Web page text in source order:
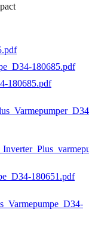
180685.pdf
180685.pdf
180651.pdf